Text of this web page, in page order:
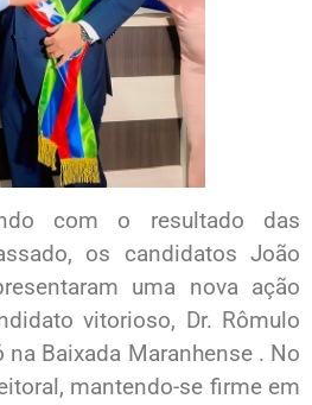
com o resultado das
os candidatos João
uma nova ação
vitorioso, Dr. Rômulo
Baixada Maranhense . No
mantendo-se firme em